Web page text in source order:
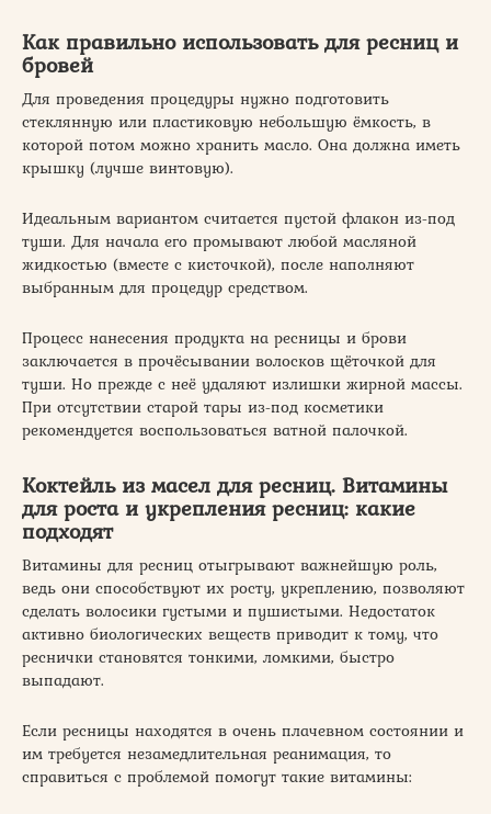
Как правильно использовать для ресниц и
бровей
Для проведения процедуры нужно подготовить
стеклянную или пластиковую небольшую ёмкость, в
которой потом можно хранить масло. Она должна иметь
крышку (лучше винтовую).
Идеальным вариантом считается пустой флакон из-под
туши. Для начала его промывают любой масляной
жидкостью (вместе с кисточкой), после наполняют
выбранным для процедур средством.
Процесс нанесения продукта на ресницы и брови
заключается в прочёсывании волосков щёточкой для
туши. Но прежде с неё удаляют излишки жирной массы.
При отсутствии старой тары из-под косметики
рекомендуется воспользоваться ватной палочкой.
Коктейль из масел для ресниц. Витамины
для роста и укрепления ресниц: какие
подходят
Витамины для ресниц отыгрывают важнейшую роль,
ведь они способствуют их росту, укреплению, позволяют
сделать волосики густыми и пушистыми. Недостаток
активно биологических веществ приводит к тому, что
реснички становятся тонкими, ломкими, быстро
выпадают.
Если ресницы находятся в очень плачевном состоянии и
им требуется незамедлительная реанимация, то
справиться с проблемой помогут такие витамины: